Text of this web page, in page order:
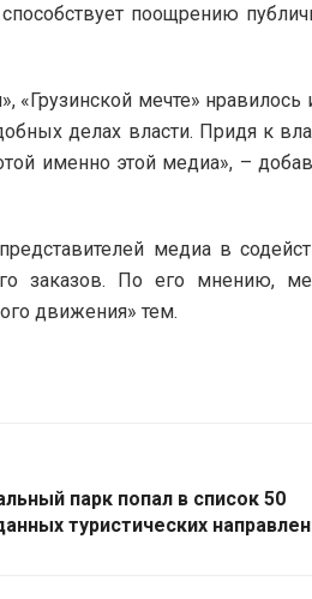
поощрению
«Грузинской мечте» нравилось
делах власти. Придя к
именно этой медиа», –
медиа в
заказов. По его мнению,
движения» тем.
парк попал в список 50
туристических